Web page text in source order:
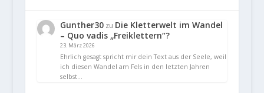
Gunther30zu Die Kletterwelt im Wandel
– Quo vadis „Freiklettern“?
23. März 2026
Ehrlich gesagt spricht mir dein Text aus der Seele, weil
ich diesen Wandel am Fels in den letzten Jahren
selbst…